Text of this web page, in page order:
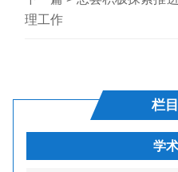
理工作
栏
学